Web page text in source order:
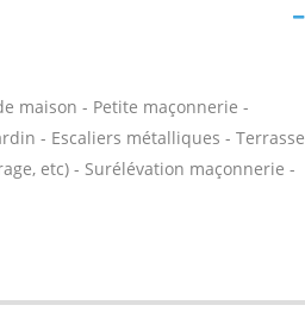
maison - Petite maçonnerie -
- Escaliers métalliques - Terrasse
etc) - Surélévation maçonnerie -